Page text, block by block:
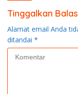
Tinggalkan
Alamat email Anda
ditandai *